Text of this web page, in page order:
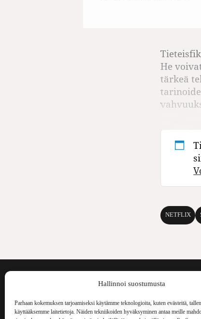
Hallinnoi suostumusta
Parhaan kokemuksen tarjoamiseksi käytämme teknologioita, kuten evästeitä,
käyttääksemme laitetietoja. Näiden tekniikoiden hyväksyminen antaa meille
He
tärkeä
NETFLIX
Voima Kustannus
Voima on
aiheita
ilmestynyt